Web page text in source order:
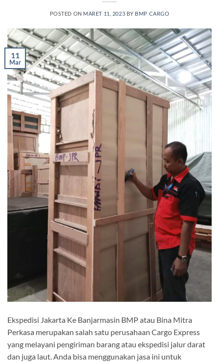
POSTED ON MARET 11, 2023 BY BMP CARGO
11
Mar
Ekspedisi Jakarta Ke Banjarmasin BMP atau Bina Mitra
Perkasa merupakan salah satu perusahaan Cargo Express
yang melayani pengiriman barang atau ekspedisi jalur darat
dan juga laut. Anda bisa menggunakan jasa ini untuk